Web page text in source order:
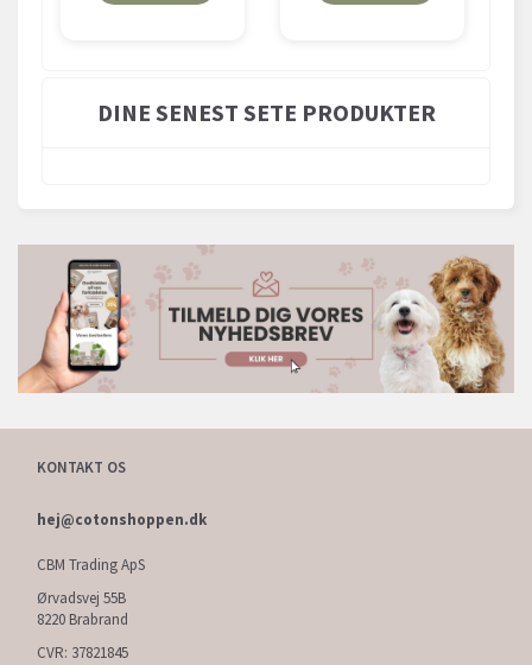
DINE SENEST SETE PRODUKTER
KONTAKT OS
hej@cotonshoppen.dk
CBM Trading ApS
Ørvadsvej 55B
8220 Brabrand
CVR: 37821845